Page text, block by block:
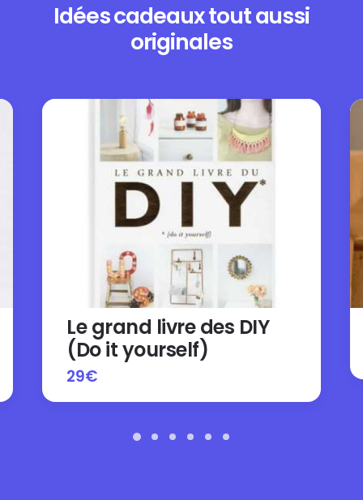
Idées cadeaux tout aussi
originales
Le grand livre des DIY
(Do it yourself)
29€